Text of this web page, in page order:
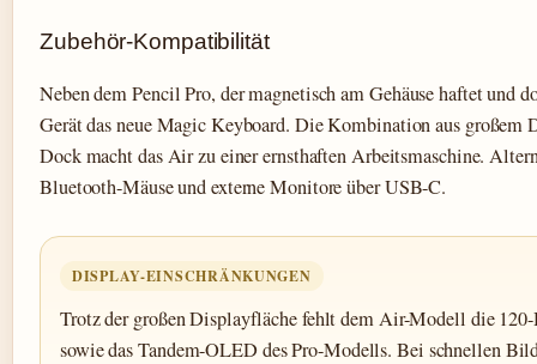
Zubehör-Kompatibilität
Neben dem Pencil Pro, der magnetisch am Gehäuse haftet und
Gerät das neue Magic Keyboard. Die Kombination aus großem
Dock macht das Air zu einer ernsthaften Arbeitsmaschine.
Bluetooth-Mäuse und externe Monitore über USB-C.
DISPLAY-EINSCHRÄNKUNGEN
Trotz der großen Displayfläche fehlt dem Air-Modell die
sowie das Tandem-OLED des Pro-Modells. Bei schnellen